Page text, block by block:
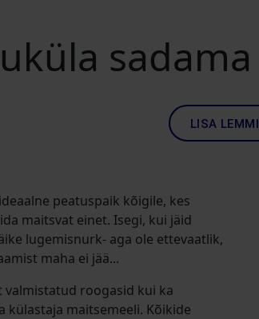
LISA
peatuspaik kõigile, kes
maitsvat einet. Isegi, kui jäid
lugemisnurk- aga ole ettevaatlik,
maha ei jää...
roogasid kui ka
külastaja maitsemeeli. Kõikide